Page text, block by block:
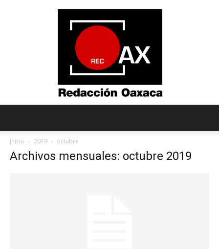
Inicio 2019 octubre
Archivos mensuales: octubre 2019